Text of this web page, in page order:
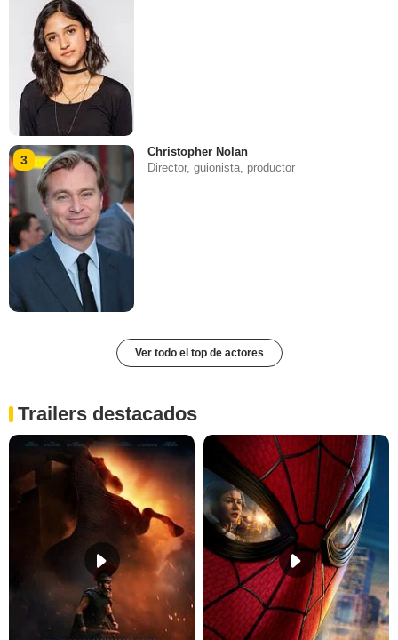
3
Christopher Nolan
Director, guionista, productor
Ver todo el top de actores
Trailers destacados